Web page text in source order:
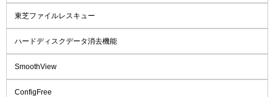
東芝ファイルレスキュー
ハードディスクデータ消去機能
SmoothView
ConfigFree